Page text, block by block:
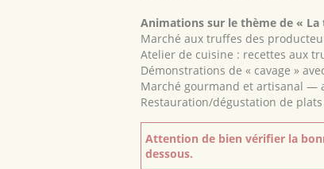
Animations sur le thème de «
Marché aux truffes des
Atelier de cuisine : recettes aux
Démonstrations de « cavage »
Marché gourmand et artisanal —
Restauration/dégustation de
Attention de bien vérifier la
dessous.